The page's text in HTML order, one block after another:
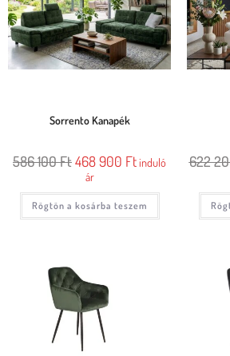
Sorrento Kanapék
586 100Ft468 900 Ftinduló
ár
Rögtön a kosárba teszem
622